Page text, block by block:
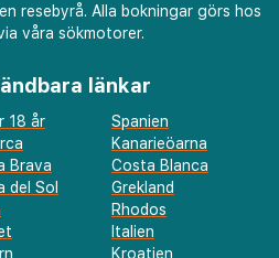
resebyrå. Alla bokningar görs hos
våra sökmotorer.
länkar
18 år
Spanien
Kanarieöarna
Brava
Costa Blanca
del Sol
Grekland
Rhodos
Italien
Kroatien